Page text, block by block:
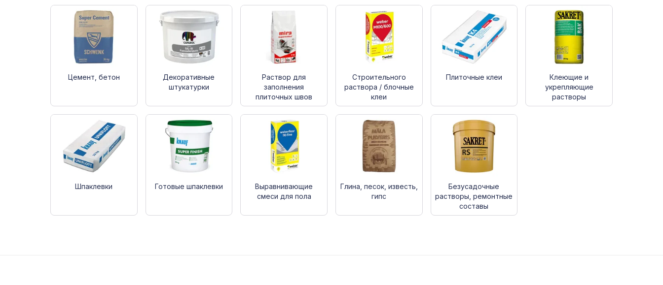
Цемент, бетон
Декоративные
штукатурки
Раствор для
заполнения
плиточных швов
Cтроительного
раствора / блочные
клеи
Плиточные клеи
Клеющие и
укрепляющие
растворы
Шпаклевки Готовые шпаклевки
Выравнивающие
смеси для пола
Глина, песок, известь,
гипс
Безусадочные
растворы, ремонтные
составы